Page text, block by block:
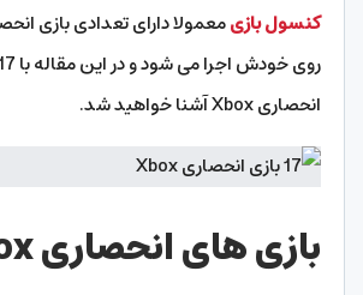
کنسول بازیمعمولا دارای تعدادی بازی
انحصاری Xbox آشنا خواهید شد.
بازی های انحصاری Xbox